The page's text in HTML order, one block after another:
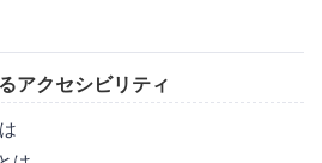
アクセシビリティ